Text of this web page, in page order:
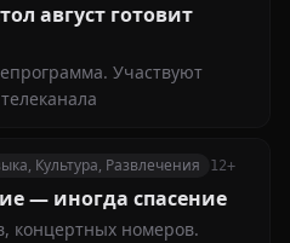
август готовит
Участвуют
Культура, Развлечения 12+
— иногда спасение
концертных номеров.